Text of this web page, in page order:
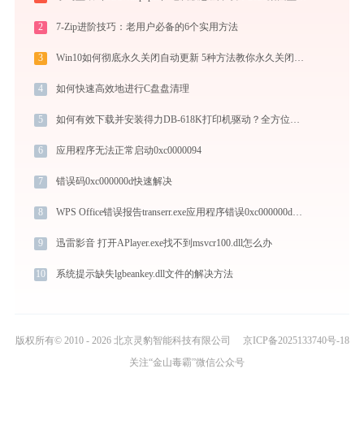
2 7-Zip进阶技巧：老用户必备的6个实用方法
3 Win10如何彻底永久关闭自动更新 5种方法教你永久关闭win10自动更新
4 如何快速高效地进行C盘盘清理
5 如何有效下载并安装得力DB-618K打印机驱动？全方位指导手册
6 应用程序无法正常启动0xc0000094
7 错误码0xc000000d快速解决
8 WPS Office错误报告transerr.exe应用程序错误0xc000000d解决方法
9 迅雷影音 打开APlayer.exe找不到msvcr100.dll怎么办
10 系统提示缺失lgbeankey.dll文件的解决方法
版权所有© 2010 - 2026 北京灵豹智能科技有限公司
京ICP备2025133740号-18
关注“金山毒霸”微信公众号